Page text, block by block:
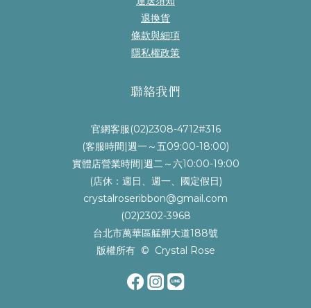
退換貨
條款與細項
隱私權政策
聯絡我們
官網客服(02)2308-4712#316
(客服時間|週一～五09:00-18:00)
實體店營業時間|週二～六10:00-19:00
(店休：週日、週一、國定假日)
crystalroseribbon@gmail.com
(02)2302-3968
台北市萬華區艋舺大道188號
版權所有 © Crystal Rose